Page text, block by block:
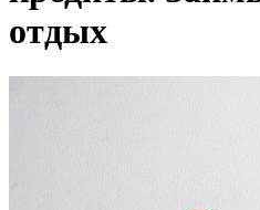
отдых